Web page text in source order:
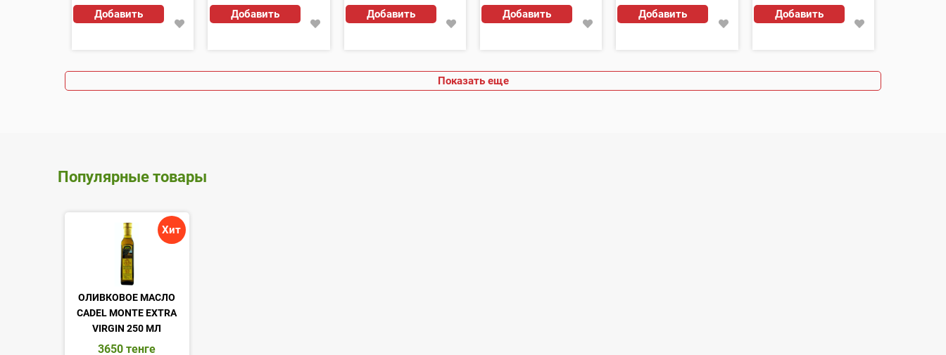
Добавить Добавить Добавить Добавить Добавить Добавить
Показать еще
Популярные товары
Хит
ОЛИВКОВОЕ МАСЛО
CADEL MONTE EXTRA
VIRGIN 250 МЛ
3650тенге